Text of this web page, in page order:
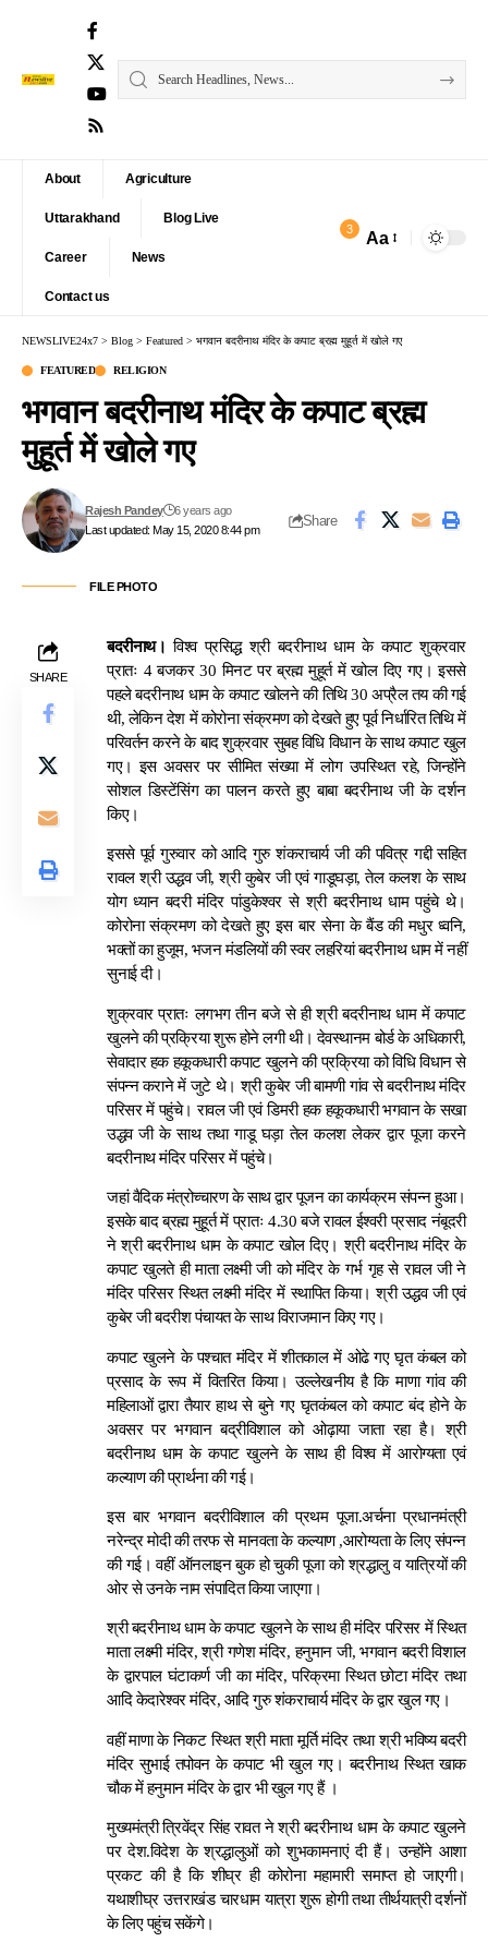
About Agriculture
Uttarakhand Blog Live
Career News
Contact us
3 Aa
NEWSLIVE24x7 > Blog > Featured > भगवान बदरीनाथ मंदिर के कपाट ब्रह्म मुहूर्त में खोले गए
FEATURED RELIGION
भगवान बदरीनाथ मंदिर के कपाट ब्रह्म
मुहूर्त में खोले गए
Last updated: May 15, 2020 8:44 pm
Rajesh Pandey 6 years ago
Share
FILE PHOTO
SHARE
बदरीनाथ। विश्व प्रसिद्ध श्री बदरीनाथ धाम के कपाट शुक्रवार
प्रातः 4 बजकर 30 मिनट पर ब्रह्म मुहूर्त में खोल दिए गए। इससे
पहले बदरीनाथ धाम के कपाट खोलने की तिथि 30 अप्रैल तय की गई
थी, लेकिन देश में कोरोना संक्रमण को देखते हुए पूर्व निर्धारित तिथि में
परिवर्तन करने के बाद शुक्रवार सुबह विधि विधान के साथ कपाट खुल
गए। इस अवसर पर सीमित संख्या में लोग उपस्थित रहे, जिन्होंने
सोशल डिस्टेंसिंग का पालन करते हुए बाबा बदरीनाथ जी के दर्शन
किए।
इससे पूर्व गुरुवार को आदि गुरु शंकराचार्य जी की पवित्र गद्दी सहित
रावल श्री उद्धव जी, श्री कुबेर जी एवं गाडूघड़ा, तेल कलश के साथ
योग ध्यान बदरी मंदिर पांडुकेश्वर से श्री बदरीनाथ धाम पहुंचे थे।
कोरोना संक्रमण को देखते हुए इस बार सेना के बैंड की मधुर ध्वनि,
भक्तों का हुजूम, भजन मंडलियों की स्वर लहरियां बदरीनाथ धाम में नहीं
सुनाई दी।
शुक्रवार प्रातः लगभग तीन बजे से ही श्री बदरीनाथ धाम में कपाट
खुलने की प्रक्रिया शुरू होने लगी थी। देवस्थानम बोर्ड के अधिकारी,
सेवादार हक हकूकधारी कपाट खुलने की प्रक्रिया को विधि विधान से
संपन्न कराने में जुटे थे। श्री कुबेर जी बामणी गांव से बदरीनाथ मंदिर
परिसर में पहुंचे। रावल जी एवं डिमरी हक हकूकधारी भगवान के सखा
उद्धव जी के साथ तथा गाडू घड़ा तेल कलश लेकर द्वार पूजा करने
बदरीनाथ मंदिर परिसर में पहुंचे।
जहां वैदिक मंत्रोच्चारण के साथ द्वार पूजन का कार्यक्रम संपन्न हुआ।
इसके बाद ब्रह्म मुहूर्त में प्रातः 4.30 बजे रावल ईश्वरी प्रसाद नंबूदरी
ने श्री बदरीनाथ धाम के कपाट खोल दिए। श्री बदरीनाथ मंदिर के
कपाट खुलते ही माता लक्ष्मी जी को मंदिर के गर्भ गृह से रावल जी ने
मंदिर परिसर स्थित लक्ष्मी मंदिर में स्थापित किया। श्री उद्धव जी एवं
कुबेर जी बदरीश पंचायत के साथ विराजमान किए गए।
कपाट खुलने के पश्चात मंदिर में शीतकाल में ओढे गए घृत कंबल को
प्रसाद के रूप में वितरित किया। उल्लेखनीय है कि माणा गांव की
महिलाओं द्वारा तैयार हाथ से बुने गए घृतकंबल को कपाट बंद होने के
अवसर पर भगवान बद्रीविशाल को ओढ़ाया जाता रहा है। श्री
बदरीनाथ धाम के कपाट खुलने के साथ ही विश्व में आरोग्यता एवं
कल्याण की प्रार्थना की गई।
इस बार भगवान बदरीविशाल की प्रथम पूजा.अर्चना प्रधानमंत्री
नरेन्द्र मोदी की तरफ से मानवता के कल्याण ,आरोग्यता के लिए संपन्न
की गई। वहीं ऑनलाइन बुक हो चुकी पूजा को श्रद्धालु व यात्रियों की
ओर से उनके नाम संपादित किया जाएगा।
श्री बदरीनाथ धाम के कपाट खुलने के साथ ही मंदिर परिसर में स्थित
माता लक्ष्मी मंदिर, श्री गणेश मंदिर, हनुमान जी, भगवान बदरी विशाल
के द्वारपाल घंटाकर्ण जी का मंदिर, परिक्रमा स्थित छोटा मंदिर तथा
आदि केदारेश्वर मंदिर, आदि गुरु शंकराचार्य मंदिर के द्वार खुल गए।
वहीं माणा के निकट स्थित श्री माता मूर्ति मंदिर तथा श्री भविष्य बदरी
मंदिर सुभाई तपोवन के कपाट भी खुल गए। बदरीनाथ स्थित खाक
चौक में हनुमान मंदिर के द्वार भी खुल गए हैं ।
मुख्यमंत्री त्रिवेंद्र सिंह रावत ने श्री बदरीनाथ धाम के कपाट खुलने
पर देश.विदेश के श्रद्धालुओं को शुभकामनाएं दी हैं। उन्होंने आशा
प्रकट की है कि शीघ्र ही कोरोना महामारी समाप्त हो जाएगी।
यथाशीघ्र उत्तराखंड चारधाम यात्रा शुरू होगी तथा तीर्थयात्री दर्शनों
के लिए पहुंच सकेंगे।